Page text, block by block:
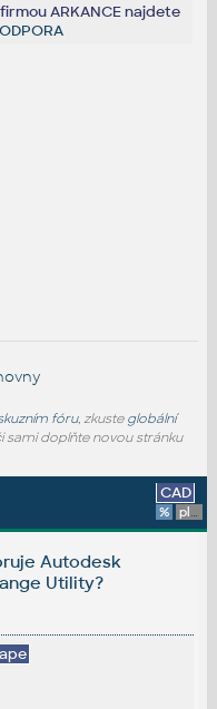
ARKANCE najdete
fóru, zkuste globální
sami doplňte novou stránku
CAD
% platforma
Autodesk
Utility?